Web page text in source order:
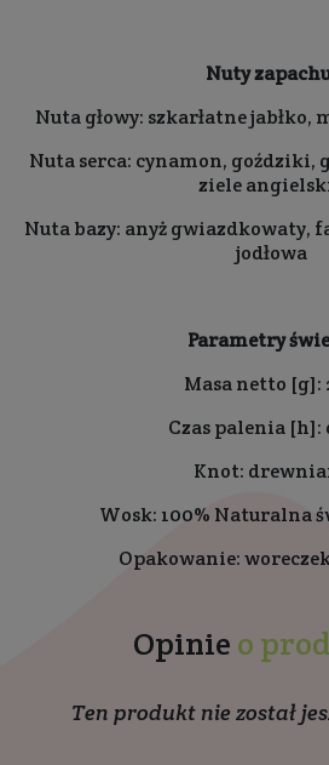
Nuty
Nuta głowy: szkarłatne
Nuta serca: cynamon, goździki,
ziele
Nuta bazy: anyż gwiazdkowaty,
jodłowa
Parametry
Masa netto [g]:
Czas palenia [h]:
Knot:
Wosk: 100% Naturalna
Opakowanie:
Opinie o
Ten produkt nie został